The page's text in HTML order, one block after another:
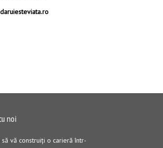
noi
vă construiţi o carieră într-